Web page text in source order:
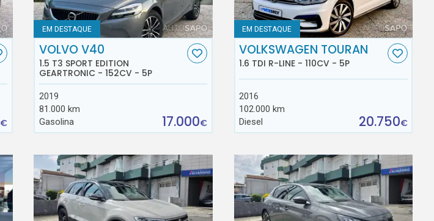
€
EM DESTAQUE
VOLVO V40
1.5 T3 SPORT EDITION
GEARTRONIC - 152CV - 5P
2019
81.000 km
Gasolina
17.000€
EM DESTAQUE
VOLKSWAGEN TOURAN
1.6 TDI R-LINE - 110CV - 5P
2016
102.000 km
Diesel
20.750€